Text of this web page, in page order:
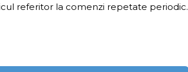
referitor la comenzi repetate periodic.